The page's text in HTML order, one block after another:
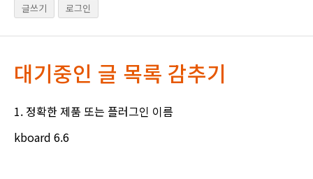
글쓰기
로그인
대기중인 글 목록 감추기
1. 정확한 제품 또는 플러그인 이름
kboard 6.6